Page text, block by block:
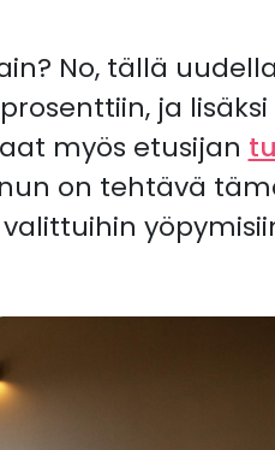
No, tällä
ja
myös etusijan
on tehtävä